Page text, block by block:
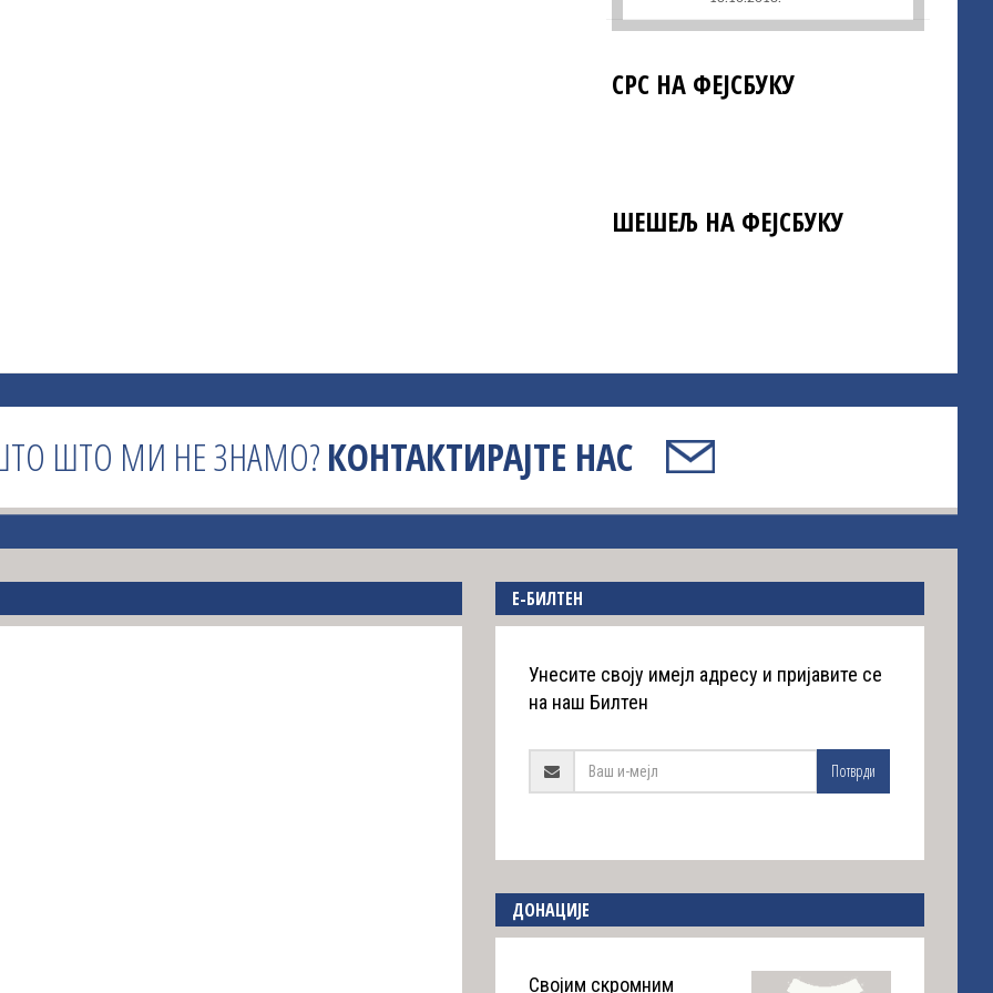
СРС НА ФЕЈСБУКУ
ШЕШЕЉ НА ФЕЈСБУКУ
ШТО МИ НЕ ЗНАМО?КОНТАКТИРАЈТЕ НАС
E-БИЛТЕН
Унесите своју имејл адресу и пријавите се
на наш Билтен
Потврди
ДОНАЦИЈЕ
Својим скромним